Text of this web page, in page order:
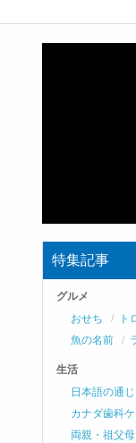
特集記事
グルメ
おせち
ト
魚の名前
生活
日本語の通
カナダ歯科
両親・祖父